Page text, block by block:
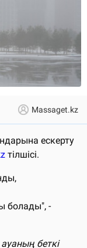
Massaget.kz
ескерту
тілшісі.
болады", -
беткі